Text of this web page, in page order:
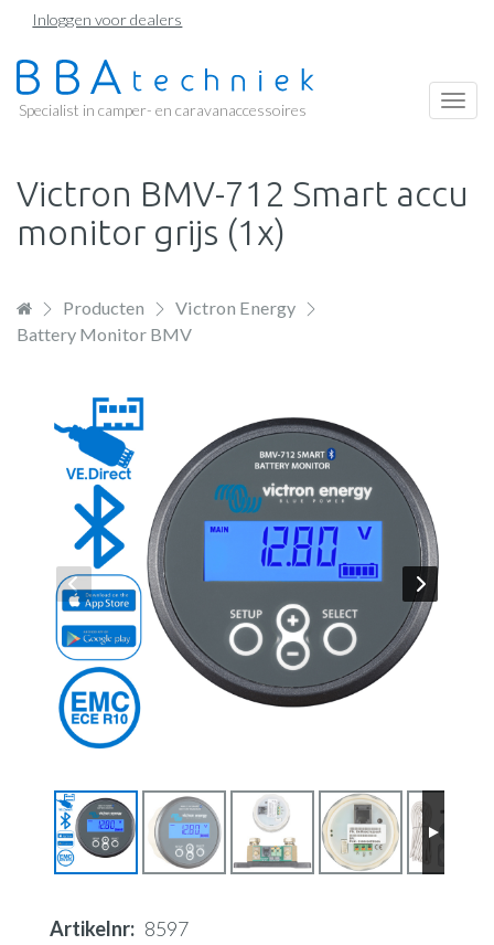
Overslaan
naar
de
Inloggen voor dealers
Specialist in camper- en caravanaccessoires
Victron BMV-712 Smart accu
monitor grijs (1x)
Producten
Victron Energy
Battery Monitor BMV
Artikelnr
8597